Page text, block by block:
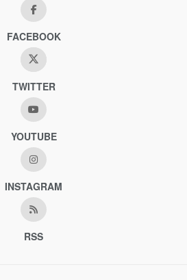
FACEBOOK
TWITTER
YOUTUBE
INSTAGRAM
RSS